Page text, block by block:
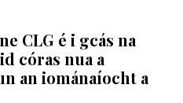
CLG é i gcás na
córas nua a
an iománaíocht a